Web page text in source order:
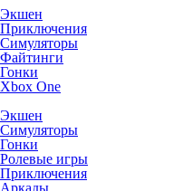
Экшен
Приключения
Симуляторы
Файтинги
Гонки
Xbox One
Экшен
Симуляторы
Гонки
Ролевые игры
Приключения
Аркады